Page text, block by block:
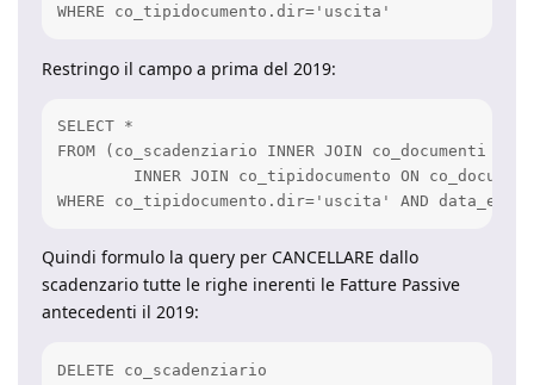
WHERE co_tipidocumento.dir='uscita'
Restringo il campo a prima del 2019:
SELECT *
FROM (co_scadenziario INNER JOIN co_documenti
WHERE co_tipidocumento.dir='uscita' AND
Quindi formulo la query per CANCELLARE dallo
scadenzario tutte le righe inerenti le Fatture Passive
antecedenti il 2019:
DELETE co_scadenziario